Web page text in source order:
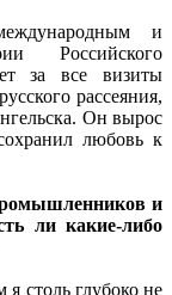
и
Российского
за все визиты
рассеяния,
Он вырос
любовь к
и
ли какие-либо
столь глубоко не